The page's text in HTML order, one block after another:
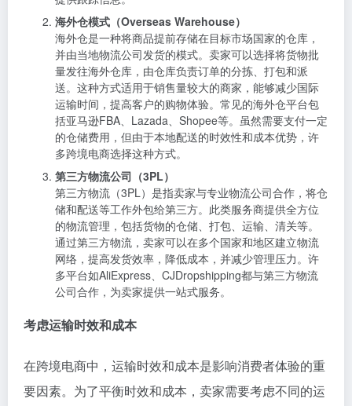
海外仓模式（Overseas Warehouse）
海外仓是一种将商品提前存储在目标市场国家的仓库，
并由当地物流公司发货的模式。卖家可以选择将货物批
量发往海外仓库，由仓库负责订单的分拣、打包和派
送。这种方式适用于销售量较大的商家，能够减少国际
运输时间，提高客户的购物体验。常见的海外仓平台包
括亚马逊FBA、Lazada、Shopee等。虽然需要支付一定
的仓储费用，但由于本地配送的时效性和成本优势，许
多跨境电商选择这种方式。
第三方物流公司（3PL）
第三方物流（3PL）是指卖家与专业物流公司合作，将仓
储和配送等工作外包给第三方。此类服务商提供全方位
的物流管理，包括货物的仓储、打包、运输、清关等。
通过第三方物流，卖家可以在多个国家和地区建立物流
网络，提高发货效率，降低成本，并减少管理压力。许
多平台如AliExpress、CJDropshipping都与第三方物流
公司合作，为卖家提供一站式服务。
考虑运输时效和成本
在跨境电商中，运输时效和成本是影响消费者体验的重
要因素。为了平衡时效和成本，卖家需要考虑不同的运